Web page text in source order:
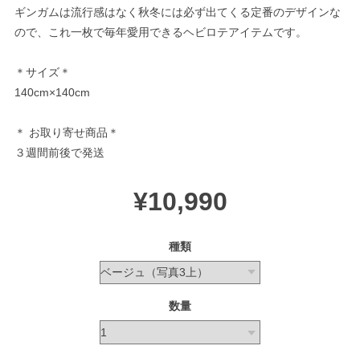
ギンガムは流行感はなく秋冬には必ず出てくる定番のデザインな
ので、これ一枚で毎年愛用できるヘビロテアイテムです。
＊サイズ＊
140cm×140cm
＊ お取り寄せ商品＊
３週間前後で発送
¥10,990
種類
数量